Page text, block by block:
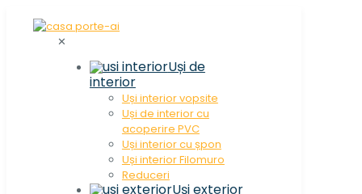
✕
Uși de
interior
Uși interior vopsite
Uși de interior cu
acoperire PVC
Uși interior cu șpon
Uși interior Filomuro
Reduceri
Uși exterior